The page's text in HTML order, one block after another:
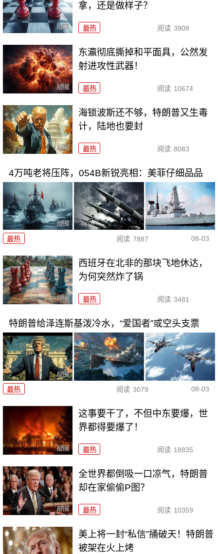
拿，还是做样子？
最热 阅读 3908
东瀛彻底撕掉和平面具，公然发
射进攻性武器！
最热 阅读 10674
海锁波斯还不够，特朗普又生毒
计，陆地也要封
最热 阅读 8083
4万吨老将压阵，054B新锐亮相：美菲仔细品品
最热 阅读 7887 08-03
西班牙在北非的那块飞地休达，
为何突然炸了锅
最热 阅读 3481
特朗普给泽连斯基泼冷水，“爱国者”或空头支票
最热 阅读 3079 08-03
这事要干了，不但中东要爆，世
界都得要爆了！
最热 阅读 18835
全世界都倒吸一口凉气，特朗普
却在家偷偷P图？
最热 阅读 10359
美上将一封“私信”捅破天！特朗普
被架在火上烤